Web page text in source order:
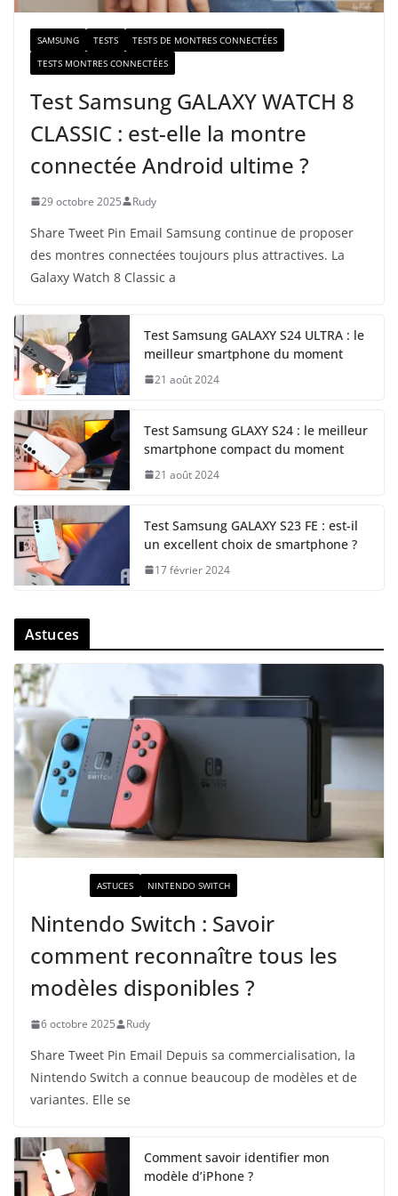
SAMSUNG TESTS
TESTS DE MONTRES CONNECTÉES
TESTS MONTRES CONNECTÉES
Test Samsung GALAXY WATCH 8
CLASSIC : est-elle la montre
connectée Android ultime ?
29 octobre 2025 Rudy
Share Tweet Pin Email Samsung continue de proposer
des montres connectées toujours plus attractives. La
Galaxy Watch 8 Classic a
Test Samsung GALAXY S24 ULTRA : le
meilleur smartphone du moment
21 août 2024
Test Samsung GLAXY S24 : le meilleur
smartphone compact du moment
21 août 2024
Test Samsung GALAXY S23 FE : est-il
un excellent choix de smartphone ?
17 février 2024
Astuces
ASTUCES NINTENDO SWITCH
Nintendo Switch : Savoir
comment reconnaître tous les
modèles disponibles ?
6 octobre 2025 Rudy
Share Tweet Pin Email Depuis sa commercialisation, la
Nintendo Switch a connue beaucoup de modèles et de
variantes. Elle se
Comment savoir identifier mon
modèle d’iPhone ?